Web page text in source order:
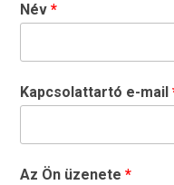
Név
Kapcsolattartó e-mail
Az Ön üzenete